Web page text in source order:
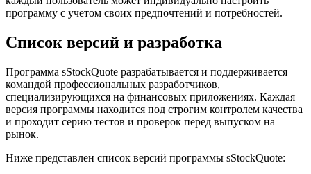
программу с учетом своих предпочтений и потребностей.
Список версий и разработка
Программа sStockQuote разрабатывается и поддерживается
командой профессиональных разработчиков,
специализирующихся на финансовых приложениях. Каждая
версия программы находится под строгим контролем качества
и проходит серию тестов и проверок перед выпуском на
рынок.
Ниже представлен список версий программы sStockQuote: